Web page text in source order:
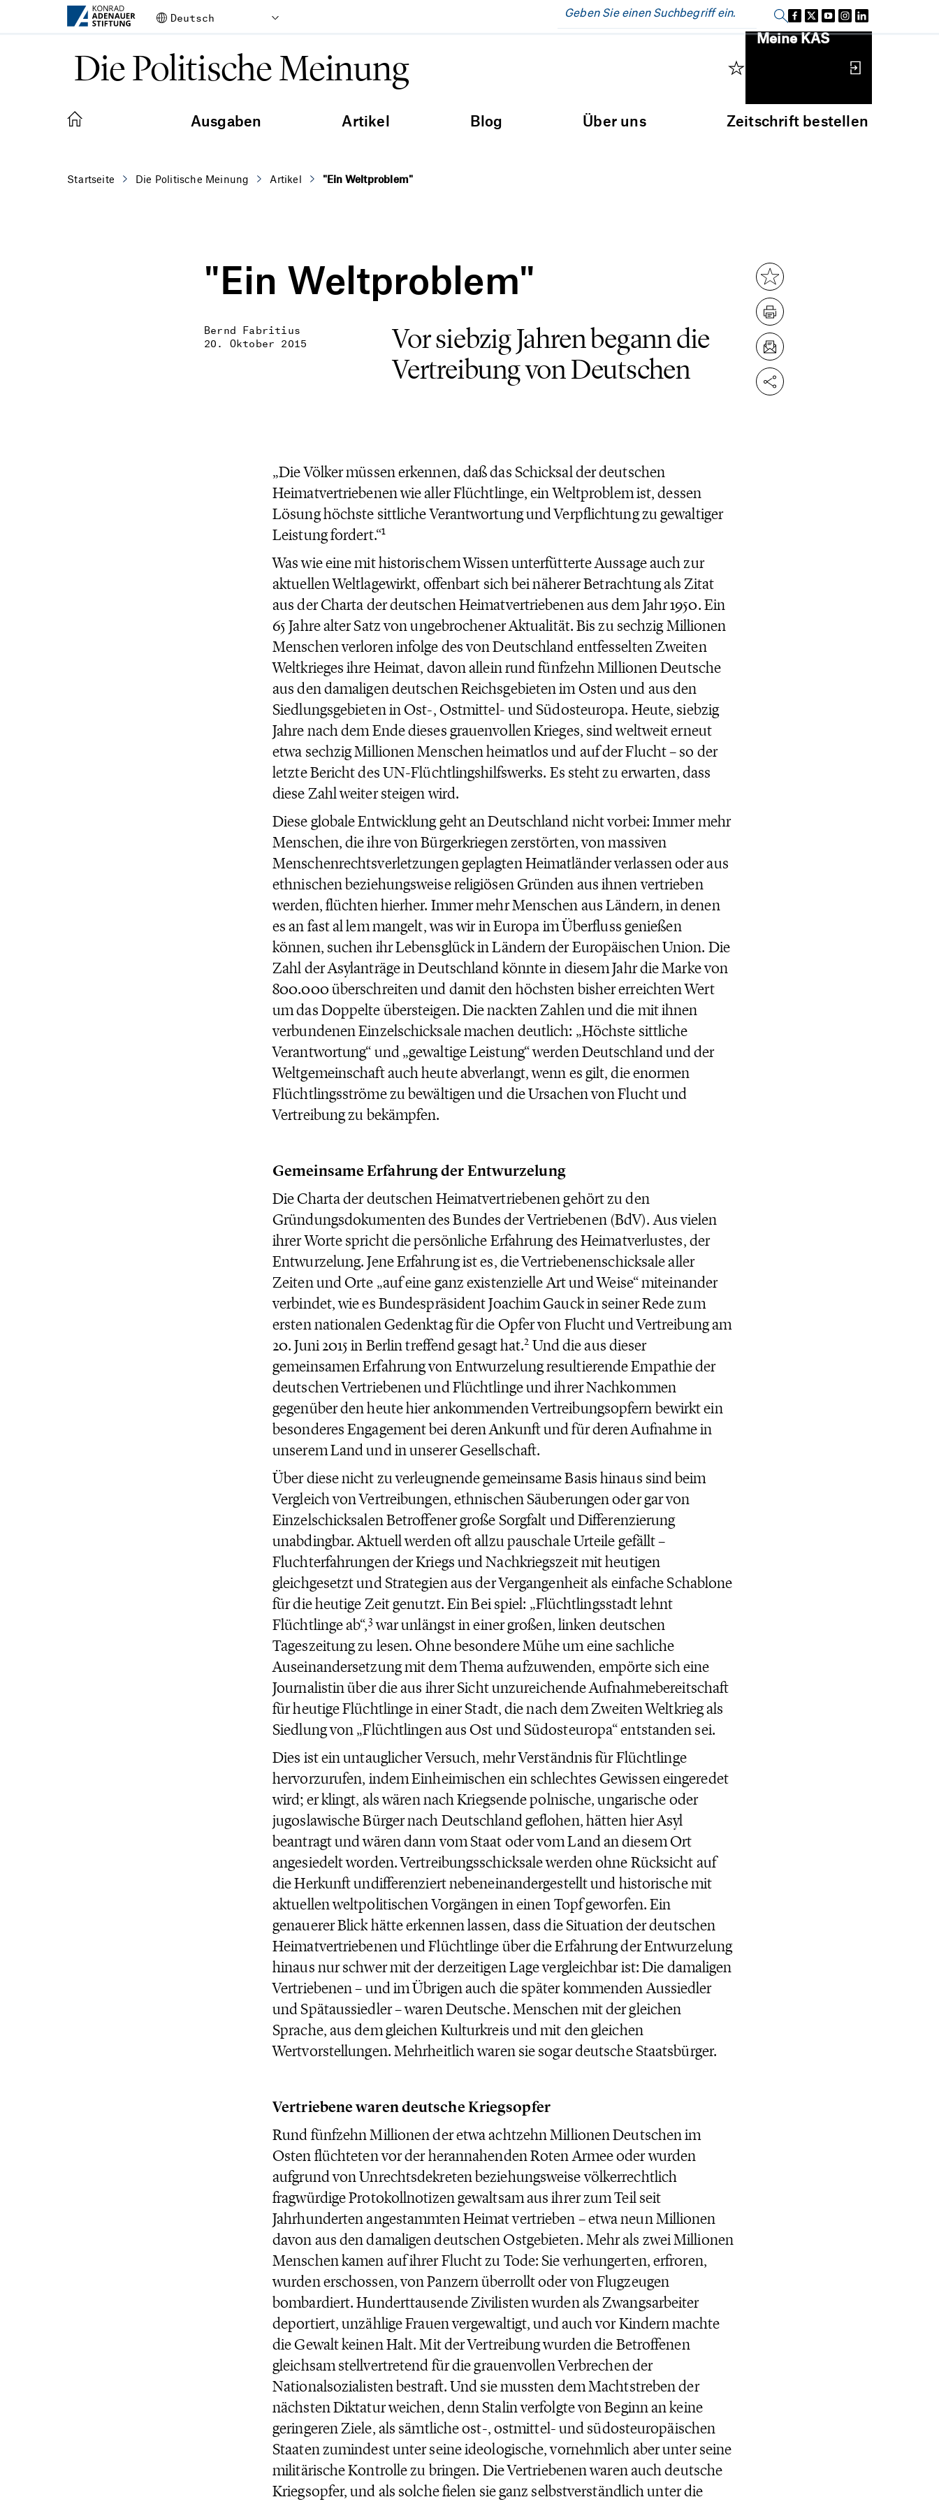
Zum Hauptinhalt springen
Die Politische Meinung
Einloggen
Meine KAS
Ausgaben Artikel Blog Über uns Zeitschrift bestellen
Startseite Die Politische Meinung Artikel "Ein Weltproblem"
"Ein Weltproblem"
Bernd Fabritius
20. Oktober 2015
Vor siebzig Jahren begann die
Vertreibung von Deutschen
„Die Völker müssen erkennen, daß das Schicksal der deutschen
Heimatvertriebenen wie aller Flüchtlinge, ein Weltproblem ist, dessen
Lösung höchste sittliche Verantwortung und Verpflichtung zu gewaltiger
Leistung fordert.“1
Was wie eine mit historischem Wissen unterfütterte Aussage auch zur
aktuellen Weltlagewirkt, offenbart sich bei näherer Betrachtung als Zitat
aus der Charta der deutschen Heimatvertriebenen aus dem Jahr 1950. Ein
65 Jahre alter Satz von ungebrochener Aktualität. Bis zu sechzig Millionen
Menschen verloren infolge des von Deutschland entfesselten Zweiten
Weltkrieges ihre Heimat, davon allein rund fünfzehn Millionen Deutsche
aus den damaligen deutschen Reichsgebieten im Osten und aus den
Siedlungsgebieten in Ost-, Ostmittel- und Südosteuropa. Heute, siebzig
Jahre nach dem Ende dieses grauenvollen Krieges, sind weltweit erneut
etwa sechzig Millionen Menschen heimatlos und auf der Flucht – so der
letzte Bericht des UN-Flüchtlingshilfswerks. Es steht zu erwarten, dass
diese Zahl weiter steigen wird.
Diese globale Entwicklung geht an Deutschland nicht vorbei: Immer mehr
Menschen, die ihre von Bürgerkriegen zerstörten, von massiven
Menschenrechtsverletzungen geplagten Heimatländer verlassen oder aus
ethnischen beziehungsweise religiösen Gründen aus ihnen vertrieben
werden, flüchten hierher. Immer mehr Menschen aus Ländern, in denen
es an fast al lem mangelt, was wir in Europa im Überfluss genießen
können, suchen ihr Lebensglück in Ländern der Europäischen Union. Die
Zahl der Asylanträge in Deutschland könnte in diesem Jahr die Marke von
800.000 überschreiten und damit den höchsten bisher erreichten Wert
um das Doppelte übersteigen. Die nackten Zahlen und die mit ihnen
verbundenen Einzelschicksale machen deutlich: „Höchste sittliche
Verantwortung“ und „gewaltige Leistung“ werden Deutschland und der
Weltgemeinschaft auch heute abverlangt, wenn es gilt, die enormen
Flüchtlingsströme zu bewältigen und die Ursachen von Flucht und
Vertreibung zu bekämpfen.
Gemeinsame Erfahrung der Entwurzelung
Die Charta der deutschen Heimatvertriebenen gehört zu den
Gründungsdokumenten des Bundes der Vertriebenen (BdV). Aus vielen
ihrer Worte spricht die persönliche Erfahrung des Heimatverlustes, der
Entwurzelung. Jene Erfahrung ist es, die Vertriebenenschicksale aller
Zeiten und Orte „auf eine ganz existenzielle Art und Weise“ miteinander
verbindet, wie es Bundespräsident Joachim Gauck in seiner Rede zum
ersten nationalen Gedenktag für die Opfer von Flucht und Vertreibung am
20. Juni 2015 in Berlin treffend gesagt hat.2 Und die aus dieser
gemeinsamen Erfahrung von Entwurzelung resultierende Empathie der
deutschen Vertriebenen und Flüchtlinge und ihrer Nachkommen
gegenüber den heute hier ankommenden Vertreibungsopfern bewirkt ein
besonderes Engagement bei deren Ankunft und für deren Aufnahme in
unserem Land und in unserer Gesellschaft.
Über diese nicht zu verleugnende gemeinsame Basis hinaus sind beim
Vergleich von Vertreibungen, ethnischen Säuberungen oder gar von
Einzelschicksalen Betroffener große Sorgfalt und Differenzierung
unabdingbar. Aktuell werden oft allzu pauschale Urteile gefällt –
Fluchterfahrungen der Kriegs und Nachkriegszeit mit heutigen
gleichgesetzt und Strategien aus der Vergangenheit als einfache Schablone
für die heutige Zeit genutzt. Ein Bei spiel: „Flüchtlingsstadt lehnt
Flüchtlinge ab“,3 war unlängst in einer großen, linken deutschen
Tageszeitung zu lesen. Ohne besondere Mühe um eine sachliche
Auseinandersetzung mit dem Thema aufzuwenden, empörte sich eine
Journalistin über die aus ihrer Sicht unzureichende Aufnahmebereitschaft
für heutige Flüchtlinge in einer Stadt, die nach dem Zweiten Weltkrieg als
Siedlung von „Flüchtlingen aus Ost und Südosteuropa“ entstanden sei.
Dies ist ein untauglicher Versuch, mehr Verständnis für Flüchtlinge
hervorzurufen, indem Einheimischen ein schlechtes Gewissen eingeredet
wird; er klingt, als wären nach Kriegsende polnische, ungarische oder
jugoslawische Bürger nach Deutschland geflohen, hätten hier Asyl
beantragt und wären dann vom Staat oder vom Land an diesem Ort
angesiedelt worden. Vertreibungsschicksale werden ohne Rücksicht auf
die Herkunft undifferenziert nebeneinandergestellt und historische mit
aktuellen weltpolitischen Vorgängen in einen Topf geworfen. Ein
genauerer Blick hätte erkennen lassen, dass die Situation der deutschen
Heimatvertriebenen und Flüchtlinge über die Erfahrung der Entwurzelung
hinaus nur schwer mit der derzeitigen Lage vergleichbar ist: Die damaligen
Vertriebenen – und im Übrigen auch die später kommenden Aussiedler
und Spätaussiedler – waren Deutsche. Menschen mit der gleichen
Sprache, aus dem gleichen Kulturkreis und mit den gleichen
Wertvorstellungen. Mehrheitlich waren sie sogar deutsche Staatsbürger.
Vertriebene waren deutsche Kriegsopfer
Rund fünfzehn Millionen der etwa achtzehn Millionen Deutschen im
Osten flüchteten vor der herannahenden Roten Armee oder wurden
aufgrund von Unrechtsdekreten beziehungsweise völkerrechtlich
fragwürdige Protokollnotizen gewaltsam aus ihrer zum Teil seit
Jahrhunderten angestammten Heimat vertrieben – etwa neun Millionen
davon aus den damaligen deutschen Ostgebieten. Mehr als zwei Millionen
Menschen kamen auf ihrer Flucht zu Tode: Sie verhungerten, erfroren,
wurden erschossen, von Panzern überrollt oder von Flugzeugen
bombardiert. Hunderttausende Zivilisten wurden als Zwangsarbeiter
deportiert, unzählige Frauen vergewaltigt, und auch vor Kindern machte
die Gewalt keinen Halt. Mit der Vertreibung wurden die Betroffenen
gleichsam stellvertretend für die grauenvollen Verbrechen der
Nationalsozialisten bestraft. Und sie mussten dem Machtstreben der
nächsten Diktatur weichen, denn Stalin verfolgte von Beginn an keine
geringeren Ziele, als sämtliche ost-, ostmittel- und südosteuropäischen
Staaten zumindest unter seine ideologische, vornehmlich aber unter seine
militärische Kontrolle zu bringen. Die Vertriebenen waren auch deutsche
Kriegsopfer, und als solche fielen sie ganz selbstverständlich unter die